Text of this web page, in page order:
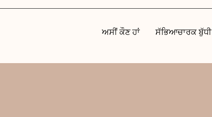
ਅਸੀਂ ਕੌਣ ਹਾਂ ਸੱਭਿਆਚਾਰਕ ਬੁੱਧੀ